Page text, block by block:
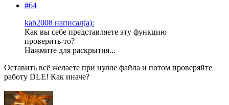
#64
kab2008 написал(а):
Как вы себе представляете эту функцию
проверить-то?
Нажмите для раскрытия...
Оставить всё желаете при нулле файла и потом проверяйте
работу DLE! Как иначе?